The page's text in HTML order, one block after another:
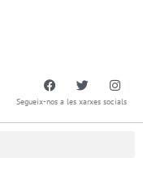
Segueix-nos a les xarxes socials